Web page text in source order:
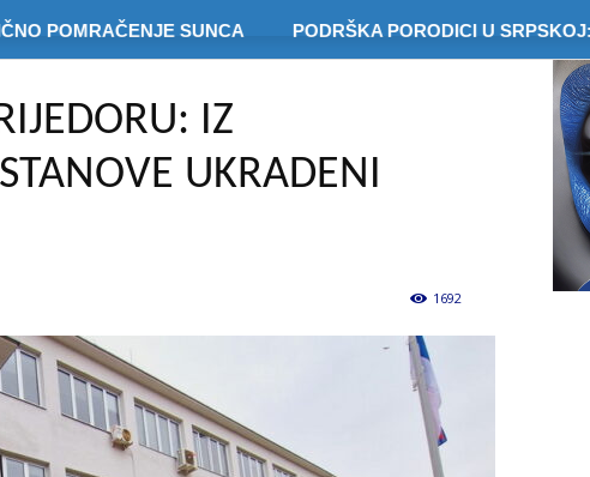
SUNCA PODRŠKA PORODICI U SRPSKOJ:
IZ
UKRADENI
1692